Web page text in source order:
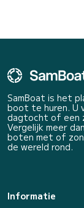
SamBoat is het
boot te huren. U
dagtocht of een
Vergelijk meer
boten met of
de wereld rond.
Informatie